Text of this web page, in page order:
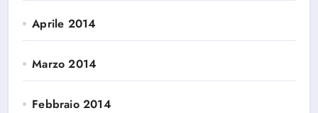
Aprile 2014
Marzo 2014
Febbraio 2014